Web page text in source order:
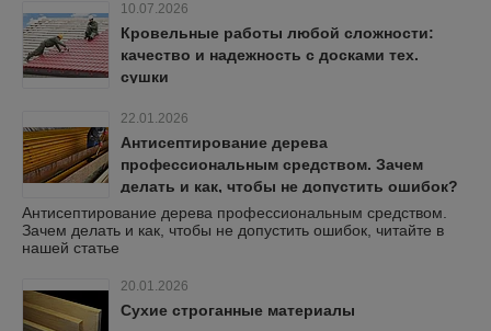
10.07.2026
Кровельные работы любой сложности:
качество и надежность с досками тех.
сушки
22.01.2026
Антисептирование дерева
профессиональным средством. Зачем
делать и как, чтобы не допустить ошибок?
Антисептирование дерева профессиональным средством.
Зачем делать и как, чтобы не допустить ошибок, читайте в
нашей статье
20.01.2026
Сухие строганные материалы